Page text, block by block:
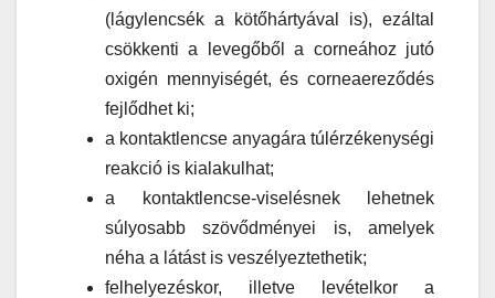
(lágylencsék a kötőhártyával is), ezáltal
csökkenti a levegőből a corneához jutó
oxigén mennyiségét, és corneaereződés
fejlődhet ki;
a kontaktlencse anyagára túlérzékenységi
reakció is kialakulhat;
a kontaktlencse-viselésnek lehetnek
súlyosabb szövődményei is, amelyek
néha a látást is veszélyeztethetik;
felhelyezéskor, illetve levételkor a